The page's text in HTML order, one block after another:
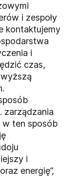
i zespoły
kontaktujemy
i
czas,
zarządzania
w ten sposób
i
energię”,